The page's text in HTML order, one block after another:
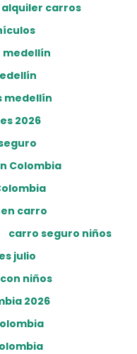
carros
medellín
medellín
2026
Colombia
carro
carro seguro niños
julio
niños
2026